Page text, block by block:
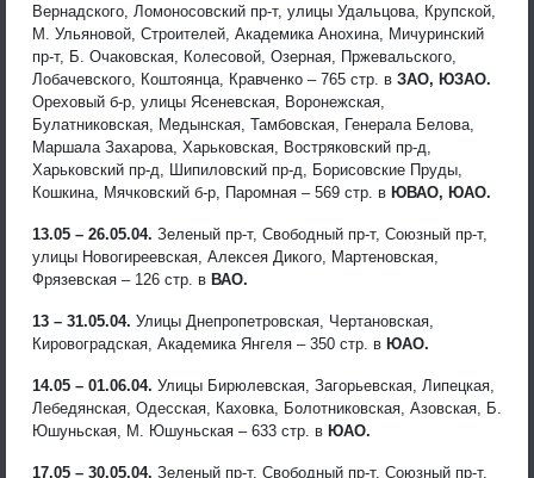
Вернадского, Ломоносовский пр-т, улицы Удальцова, Крупской,
М. Ульяновой, Строителей, Академика Анохина, Мичуринский
пр-т, Б. Очаковская, Колесовой, Озерная, Пржевальского,
Лобачевского, Коштоянца, Кравченко – 765 стр. в ЗАО, ЮЗАО.
Ореховый б-р, улицы Ясеневская, Воронежская,
Булатниковская, Медынская, Тамбовская, Генерала Белова,
Маршала Захарова, Харьковская, Востряковский пр-д,
Харьковский пр-д, Шипиловский пр-д, Борисовские Пруды,
Кошкина, Мячковский б-р, Паромная – 569 стр. в ЮВАО, ЮАО.
13.05 – 26.05.04. Зеленый пр-т, Свободный пр-т, Союзный пр-т,
улицы Новогиреевская, Алексея Дикого, Мартеновская,
Фрязевская – 126 стр. в ВАО.
13 – 31.05.04. Улицы Днепропетровская, Чертановская,
Кировоградская, Академика Янгеля – 350 стр. в ЮАО.
14.05 – 01.06.04. Улицы Бирюлевская, Загорьевская, Липецкая,
Лебедянская, Одесская, Каховка, Болотниковская, Азовская, Б.
Юшуньская, М. Юшуньская – 633 стр. в ЮАО.
17.05 – 30.05.04. Зеленый пр-т, Свободный пр-т, Союзный пр-т,